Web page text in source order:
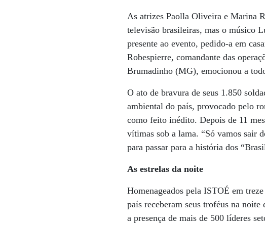
As atrizes Paolla Oliveira e Marina
televisão brasileiras, mas o músico
presente ao evento, pedido-a em
Robespierre, comandante das
Brumadinho (MG), emocionou a
O ato de bravura de seus 1.850
ambiental do país, provocado pelo
como feito inédito. Depois de 11
vítimas sob a lama. “Só vamos sair
para passar para a história dos
As estrelas da noite
Homenageados pela ISTOÉ em
país receberam seus troféus na
a presença de mais de 500 líderes